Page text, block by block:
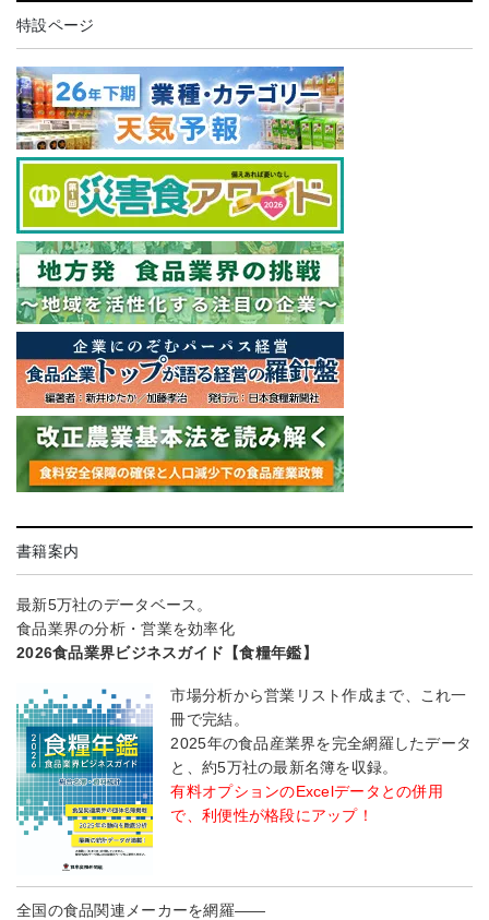
特設ページ
書籍案内
最新5万社のデータベース。
食品業界の分析・営業を効率化
2026食品業界ビジネスガイド【食糧年鑑】
市場分析から営業リスト作成まで、これ一
冊で完結。
2025年の食品産業界を完全網羅したデータ
と、約5万社の最新名簿を収録。
有料オプションのExcelデータとの併用
で、利便性が格段にアップ！
全国の食品関連メーカーを網羅――